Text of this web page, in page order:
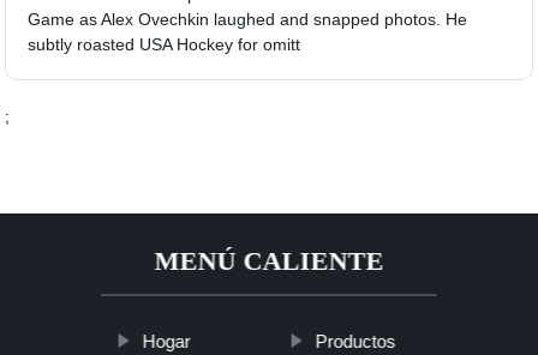
Game as Alex Ovechkin laughed and snapped photos. He
subtly roasted USA Hockey for omitt
;
MENÚ CALIENTE
Hogar Productos